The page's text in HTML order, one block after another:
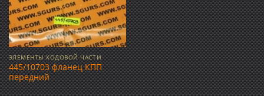
ЭЛЕМЕНТЫ ХОДОВОЙ ЧАСТИ
445/10703 фланец КПП
передний